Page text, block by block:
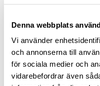
Denna webbplats
Vi använder
och annonserna till
för sociala medier och
vidarebefordrar även
Justerverk och
Tilt